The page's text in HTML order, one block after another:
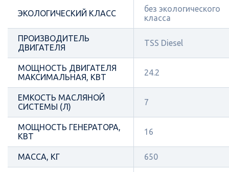
ЭКОЛОГИЧЕСКИЙ КЛАСС
без экологического
класса
ПРОИЗВОДИТЕЛЬ
ДВИГАТЕЛЯ
TSS Diesel
МОЩНОСТЬ ДВИГАТЕЛЯ
МАКСИМАЛЬНАЯ, КВТ
24.2
ЕМКОСТЬ МАСЛЯНОЙ
СИСТЕМЫ (Л)
7
МОЩНОСТЬ ГЕНЕРАТОРА,
КВТ
16
МАССА, КГ 650